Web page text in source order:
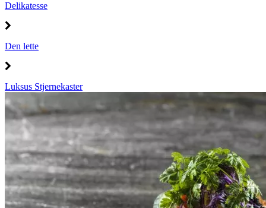
Delikatesse
Den lette
Luksus Stjernekaster